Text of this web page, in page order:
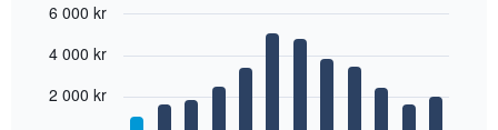
chart
12
graphic.
2 000 kr
4 000 kr
6 000 kr